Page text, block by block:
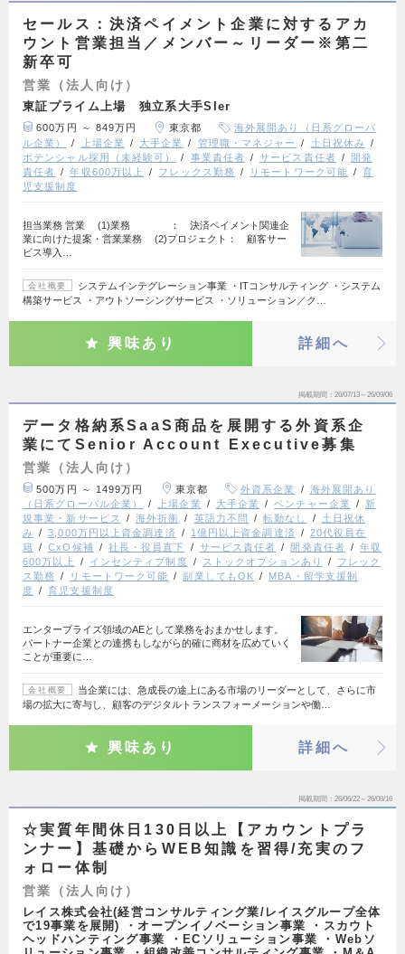
セールス：決済ペイメント企業に対するアカ
ウント営業担当／メンバー～リーダー※第二
新卒可
営業（法人向け）
東証プライム上場 独立系大手SIer
600万円 ～ 849万円 東京都
海外展開あり（日系グローバ
ル企業）
上場企業 大手企業 管理職・マネジャー
土日祝休み
ポテンシャル採用（未経験可）
事業責任者 サービス責任者
開発
責任者
年収600万以上 フレックス勤務 リモートワーク可能
育
児支援制度
担当業務 営業 (1)業務 ： 決済ペイメント関連企
業に向けた提案・営業業務 (2)プロジェクト： 顧客サー
ビス導入…
会社概要
システムインテグレーション事業 ・ITコンサルティング ・システム
構築サービス ・アウトソーシングサービス ・ソリューション／ク…
興味あり 詳細へ
掲載期間 26/07/13～26/09/06
データ格納系SaaS商品を展開する外資系企
業にてSenior Account Executive募集
営業（法人向け）
500万円 ～ 1499万円 東京都 外資系企業
海外展開あり
（日系グローバル企業）
上場企業 大手企業 ベンチャー企業
新
規事業・新サービス
海外折衝 英語力不問 転勤なし
土日祝休
み
3,000万円以上資金調達済 1億円以上資金調達済
20代役員在
籍
CxO候補 社長・役員直下 サービス責任者 開発責任者
年収
600万以上
インセンティブ制度 ストックオプションあり
フレック
ス勤務
リモートワーク可能 副業してもOK
MBA・留学支援制
度
育児支援制度
エンタープライズ領域のAEとして業務をおまかせします。
パートナー企業との連携もしながら的確に商材を広めていく
ことが重要に…
会社概要
当企業には、急成長の途上にある市場のリーダーとして、さらに市
場の拡大に寄与し、顧客のデジタルトランスフォーメーションや働…
興味あり 詳細へ
掲載期間 26/06/22～26/08/16
☆実質年間休日130日以上【アカウントプラ
ンナー】基礎からWEB知識を習得/充実のフ
ォロー体制
営業（法人向け）
レイス株式会社(経営コンサルティング業/レイスグループ全体
で19事業を展開) ・オープンイノベーション事業 ・スカウト
ヘッドハンティング事業 ・ECソリューション事業 ・Webソ